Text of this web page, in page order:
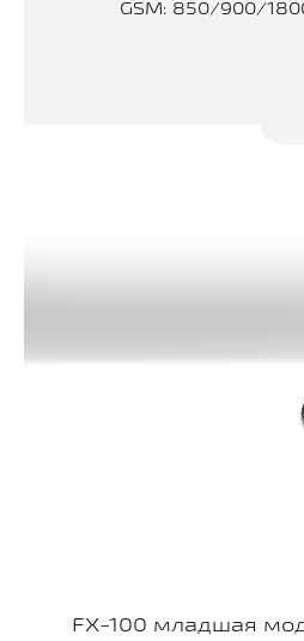
GSM: 850/900/
FX-100 младшая